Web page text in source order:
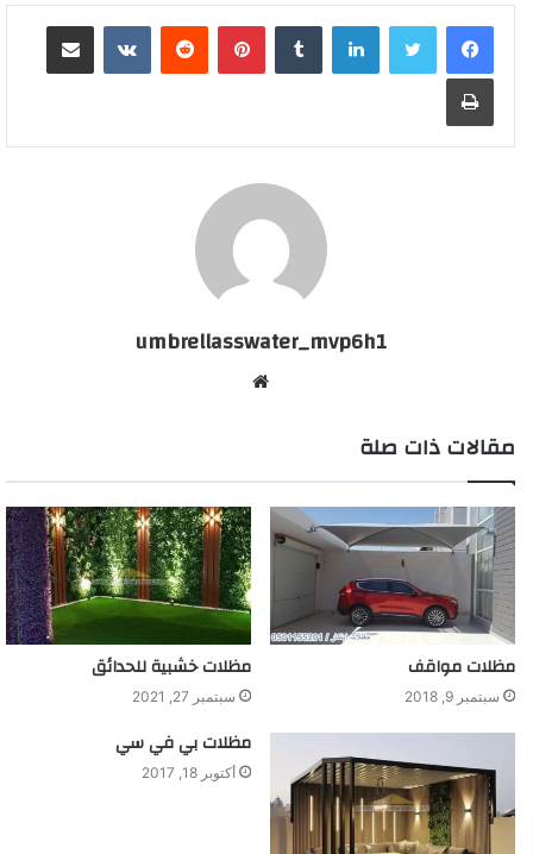
لينكدإن بينتيريست مشاركة عبر البريد
طباعة
umbrellasswater_mvp6h1
مقالات ذات صلة
مظلات مواقف
سبتمبر 9, 2018
مظلات خشبية للحدائق
سبتمبر 27, 2021
مظلات بي في سي
أكتوبر 18, 2017